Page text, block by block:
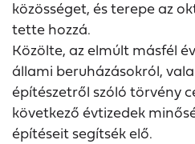
közösséget, és terepe az
tette hozzá.
Közölte, az elmúlt másfél
állami beruházásokról,
építészetről szóló törvény
következő évtizedek
építéseit segítsék elő.